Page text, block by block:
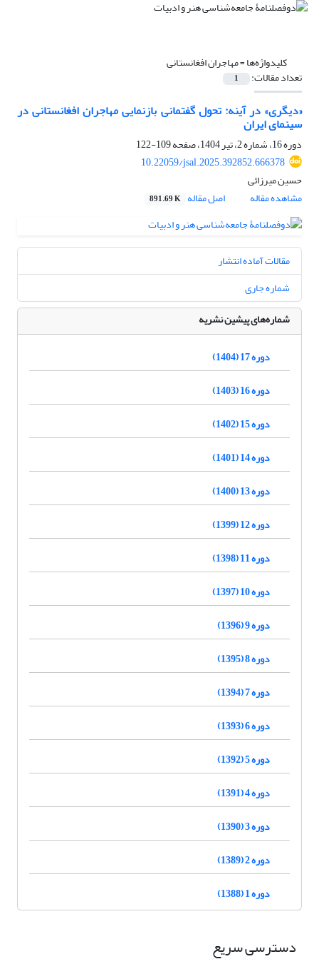
کلیدواژه‌ها =مهاجران افغانستانی
تعداد مقالات: 1
«دیگری» در آینه: تحول گفتمانی بازنمایی مهاجران افغانستانی در
سینمای ایران
دوره 16، شماره 2، تیر 1404، صفحه
109-122
10.22059/jsal.2025.392852.666378
حسین میرزائی
مشاهده مقاله
اصل مقاله 891.69 K
مقالات آماده انتشار
شماره جاری
شماره‌های پیشین نشریه
دوره 17 (1404)
دوره 16 (1403)
دوره 15 (1402)
دوره 14 (1401)
دوره 13 (1400)
دوره 12 (1399)
دوره 11 (1398)
دوره 10 (1397)
دوره 9 (1396)
دوره 8 (1395)
دوره 7 (1394)
دوره 6 (1393)
دوره 5 (1392)
دوره 4 (1391)
دوره 3 (1390)
دوره 2 (1389)
دوره 1 (1388)
دسترسی سریع